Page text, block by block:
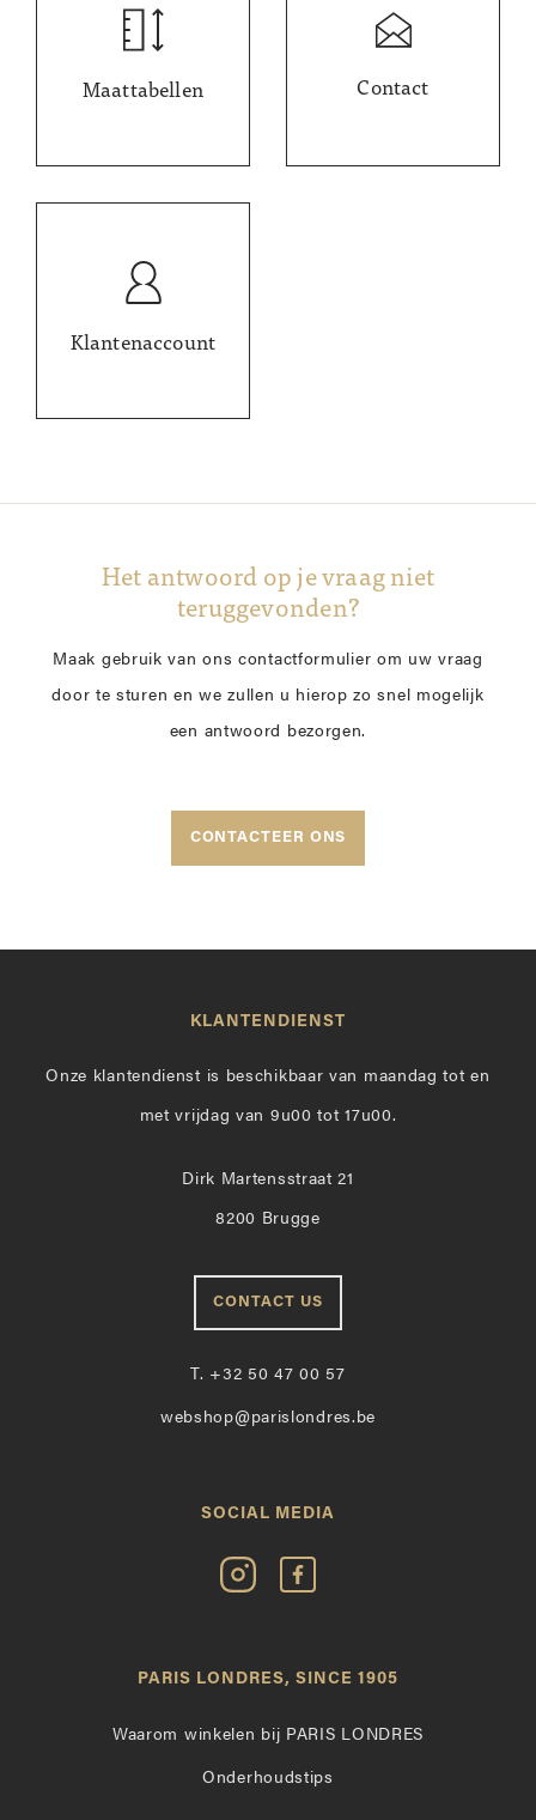
Maattabellen Contact
Klantenaccount
Het antwoord op je vraag niet
teruggevonden?
Maak gebruik van ons contactformulier om uw vraag
door te sturen en we zullen u hierop zo snel mogelijk
een antwoord bezorgen.
CONTACTEER ONS
KLANTENDIENST
Onze klantendienst is beschikbaar van maandag tot en
met vrijdag van 9u00 tot 17u00.
Dirk Martensstraat 21
8200 Brugge
CONTACT US
T. +32 50 47 00 57
webshop@parislondres.be
SOCIAL MEDIA
Volg
Paris
Instagram
Vind
op
PARIS LONDRES, SINCE 1905
Waarom winkelen bij PARIS LONDRES
Onderhoudstips